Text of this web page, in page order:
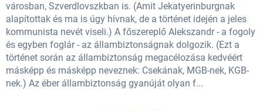
városban, Szverdlovszkban is. (Amit Jekatyerinburgnak
alapítottak és ma is úgy hívnak, de a történet idején a jeles
kommunista nevét viseli.) A főszereplő Alekszandr - a fogoly
és egyben foglár - az állambiztonságnak dolgozik. (Ezt a
történet során az állambiztonság megacélozása kedvéért
másképp és másképp neveznek: Csekának, MGB-nek, KGB-
nek.) Az éber állambiztonság gyanúját olyan f...